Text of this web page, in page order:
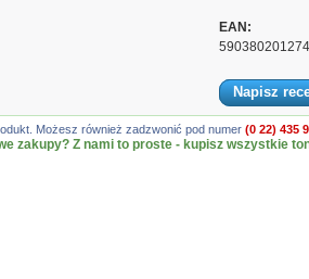
EAN:
Napisz
Możesz również zadzwonić pod numer (0 22) 435
zakupy? Z nami to proste - kupisz wszystkie